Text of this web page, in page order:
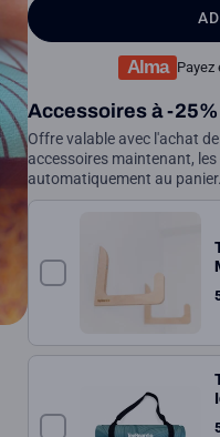
Alma Payez
Accessoires à -
Offre valable avec l'achat
accessoires maintenant,
automatiquement au panier.